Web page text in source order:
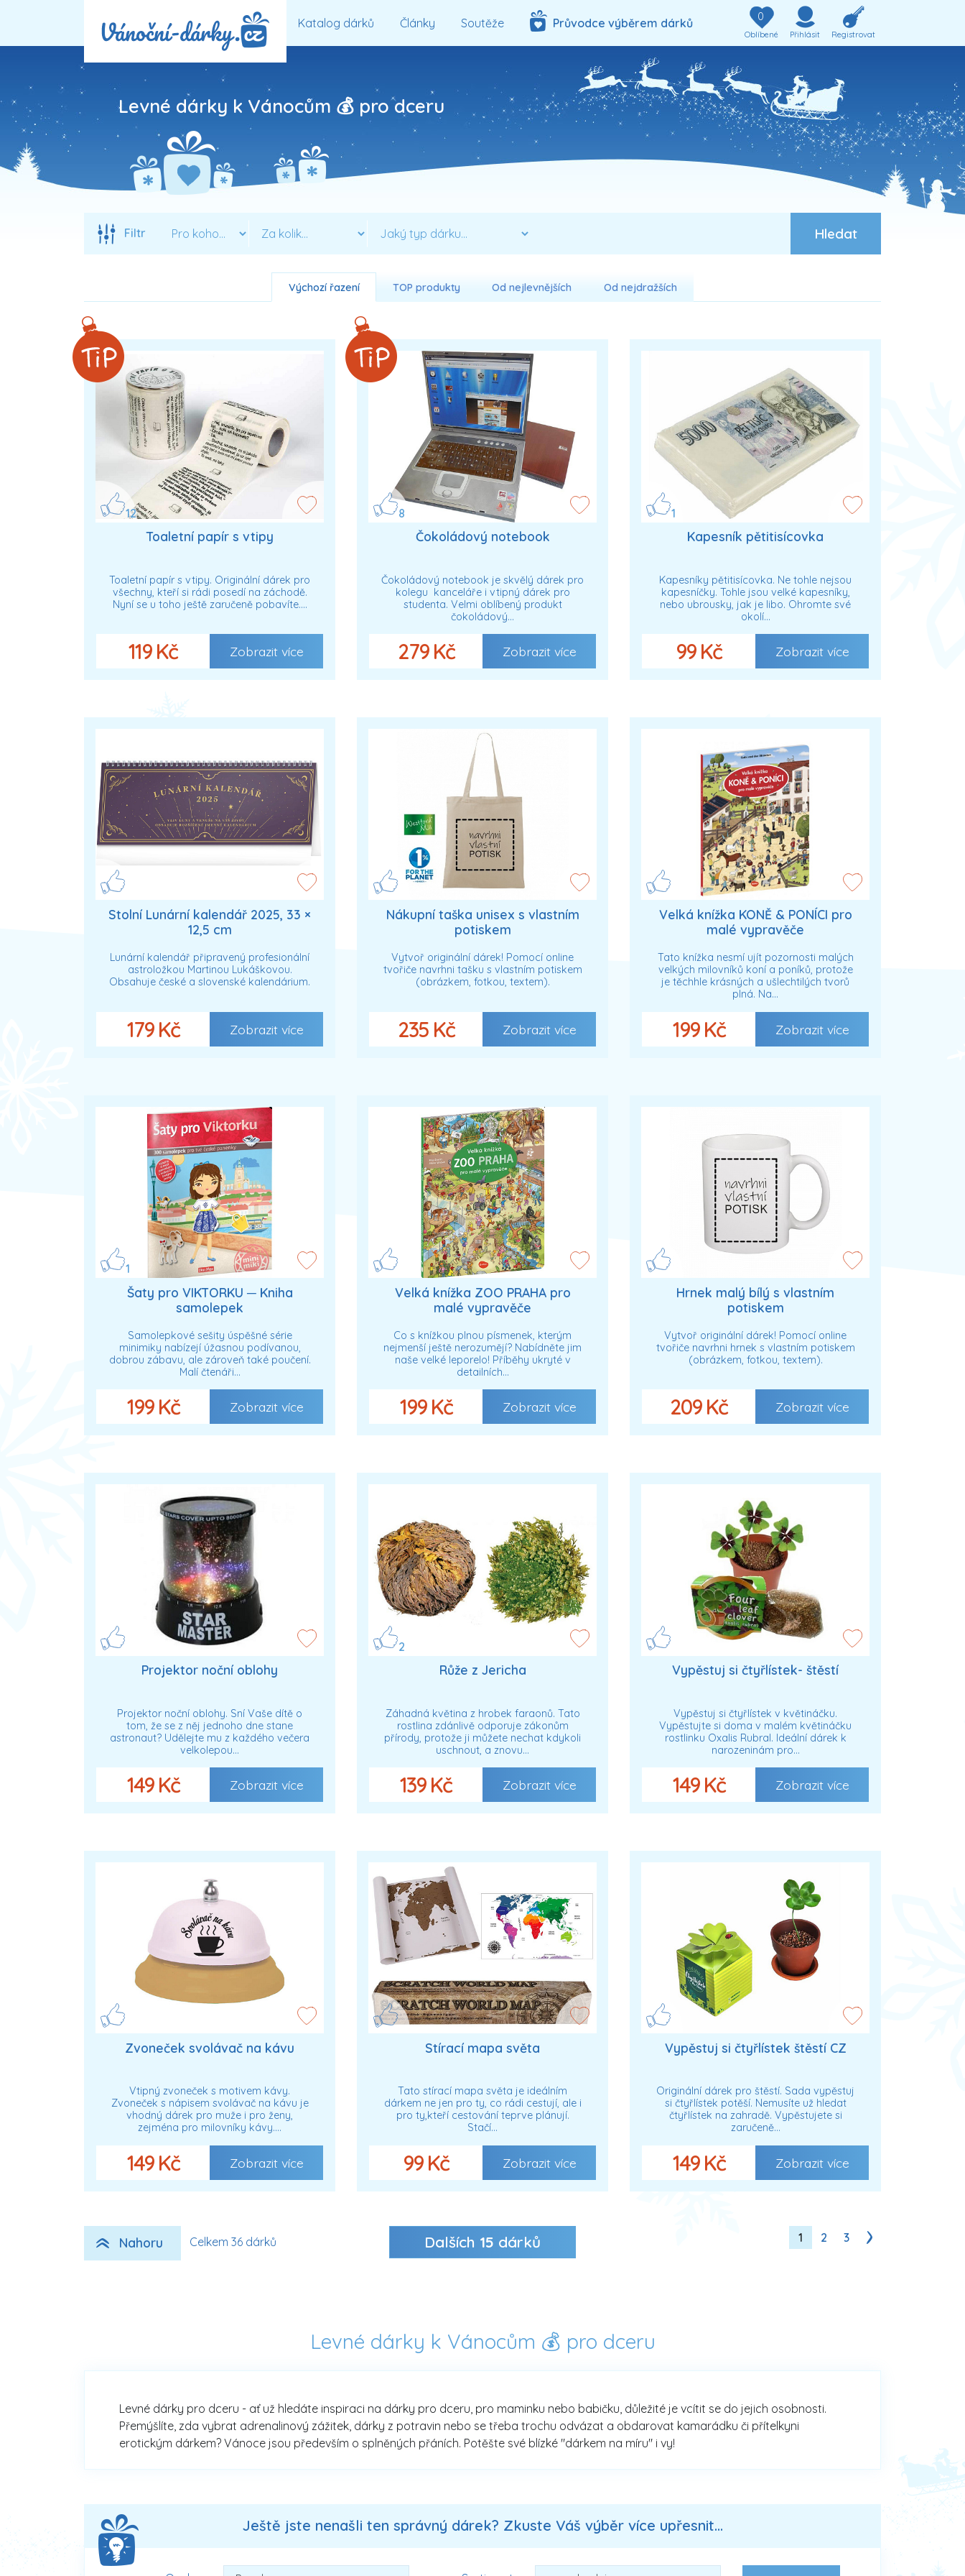
Katalog dárků Články Soutěže Průvodce výběrem dárků 0
Oblíbené Přihlásit Registrovat
Levné dárky k Vánocům 💰 pro dceru
Filtr
Výchozí řazení TOP produkty Od nejlevnějších Od nejdražších
12
Toaletní papír s vtipy
Toaletní papír s vtipy. Originální dárek pro
všechny, kteří si rádi posedí na záchodě.
Nyní se u toho ještě zaručeně pobavíte.…
119 Kč Zobrazit více
8
Čokoládový notebook
Čokoládový notebook je skvělý dárek pro
kolegu kanceláře i vtipný dárek pro
studenta. Velmi oblíbený produkt
čokoládový…
279 Kč Zobrazit více
1
Kapesník pětitisícovka
Kapesníky pětitisícovka. Ne tohle nejsou
kapesníčky. Tohle jsou velké kapesníky,
nebo ubrousky, jak je libo. Ohromte své
okolí…
99 Kč Zobrazit více
Stolní Lunární kalendář 2025, 33 ×
12,5 cm
Lunární kalendář připravený profesionální
astroložkou Martinou Lukáškovou.
Obsahuje české a slovenské kalendárium.
179 Kč Zobrazit více
Nákupní taška unisex s vlastním
potiskem
Vytvoř originální dárek! Pomocí online
tvořiče navrhni tašku s vlastním potiskem
(obrázkem, fotkou, textem).
235 Kč Zobrazit více
Velká knížka KONĚ & PONÍCI pro
malé vypravěče
Tato knížka nesmí ujít pozornosti malých
velkých milovníků koní a poníků, protože
je těchhle krásných a ušlechtilých tvorů
plná. Na…
199 Kč Zobrazit více
1
Šaty pro VIKTORKU ─ Kniha
samolepek
Samolepkové sešity úspěšné série
minimiky nabízejí úžasnou podívanou,
dobrou zábavu, ale zároveň také poučení.
Malí čtenáři…
199 Kč Zobrazit více
Velká knížka ZOO PRAHA pro
malé vypravěče
Co s knížkou plnou písmenek, kterým
nejmenší ještě nerozumějí? Nabídněte jim
naše velké leporelo! Příběhy ukryté v
detailních…
199 Kč Zobrazit více
Hrnek malý bílý s vlastním
potiskem
Vytvoř originální dárek! Pomocí online
tvořiče navrhni hrnek s vlastním potiskem
(obrázkem, fotkou, textem).
209 Kč Zobrazit více
Projektor noční oblohy
Projektor noční oblohy. Sní Vaše dítě o
tom, že se z něj jednoho dne stane
astronaut? Udělejte mu z každého večera
velkolepou…
149 Kč Zobrazit více
2
Růže z Jericha
Záhadná květina z hrobek faraonů. Tato
rostlina zdánlivě odporuje zákonům
přírody, protože ji můžete nechat kdykoli
uschnout, a znovu…
139 Kč Zobrazit více
Vypěstuj si čtyřlístek- štěstí
Vypěstuj si čtyřlístek v květináčku.
Vypěstujte si doma v malém květináčku
rostlinku Oxalis Rubral. Ideální dárek k
narozeninám pro…
149 Kč Zobrazit více
Zvoneček svolávač na kávu
Vtipný zvoneček s motivem kávy.
Zvoneček s nápisem svolávač na kávu je
vhodný dárek pro muže i pro ženy,
zejména pro milovníky kávy.…
149 Kč Zobrazit více
Stírací mapa světa
Tato stírací mapa světa je ideálním
dárkem ne jen pro ty, co rádi cestují, ale i
pro ty,kteří cestování teprve plánují.
Stačí…
99 Kč Zobrazit více
Vypěstuj si čtyřlístek štěstí CZ
Originální dárek pro štěstí. Sada vypěstuj
si čtyřlístek potěší. Nemusíte už hledat
čtyřlístek na zahradě. Vypěstujete si
zaručeně…
149 Kč Zobrazit více
Nahoru Celkem 36 dárků Dalších 15 dárků 1 2 3
Levné dárky k Vánocům 💰 pro dceru
Levné dárky pro dceru - ať už hledáte inspiraci na dárky pro dceru, pro maminku nebo babičku, důležité je vcítit se do jejich osobnosti.
Přemýšlíte, zda vybrat adrenalinový zážitek, dárky z potravin nebo se třeba trochu odvázat a obdarovat kamarádku či přítelkyni
erotickým dárkem? Vánoce jsou především o splněných přáních. Potěšte své blízké "dárkem na míru" i vy!
Ještě jste nenašli ten správný dárek? Zkuste Váš výběr více upřesnit...